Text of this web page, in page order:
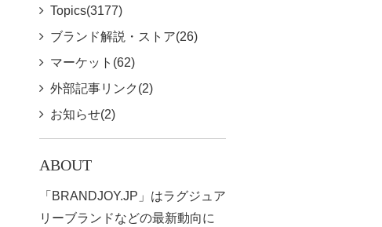
Topics(3177)
ブランド解説・ストア(26)
マーケット(62)
外部記事リンク(2)
お知らせ(2)
ABOUT
「BRANDJOY.JP」はラグジュア
リーブランドなどの最新動向に